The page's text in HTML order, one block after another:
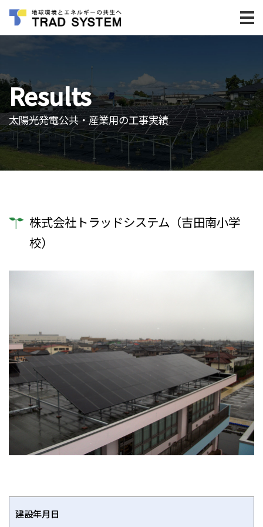
Results
太陽光発電公共・産業用の工事実績
株式会社トラッドシステム（吉田南小学
校）
建設年月日